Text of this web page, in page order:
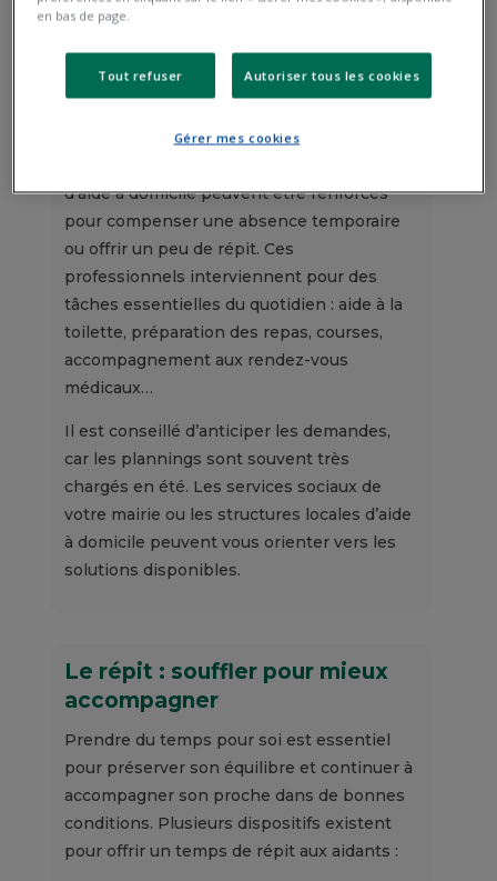
L’aide à domicile : un soutien
d’aide à domicile peuvent être renforcés
pour compenser une absence temporaire
ou offrir un peu de répit. Ces
professionnels interviennent pour des
tâches essentielles du quotidien : aide à la
toilette, préparation des repas, courses,
accompagnement aux rendez-vous
médicaux…
Il est conseillé d’anticiper les demandes,
car les plannings sont souvent très
chargés en été. Les services sociaux de
votre mairie ou les structures locales d’aide
à domicile peuvent vous orienter vers les
solutions disponibles.
Le répit : souffler pour mieux
accompagner
Prendre du temps pour soi est essentiel
pour préserver son équilibre et continuer à
accompagner son proche dans de bonnes
conditions. Plusieurs dispositifs existent
pour offrir un temps de répit aux aidants :
en bas de page.
Tout refuser Autoriser tous les cookies
Gérer mes cookies